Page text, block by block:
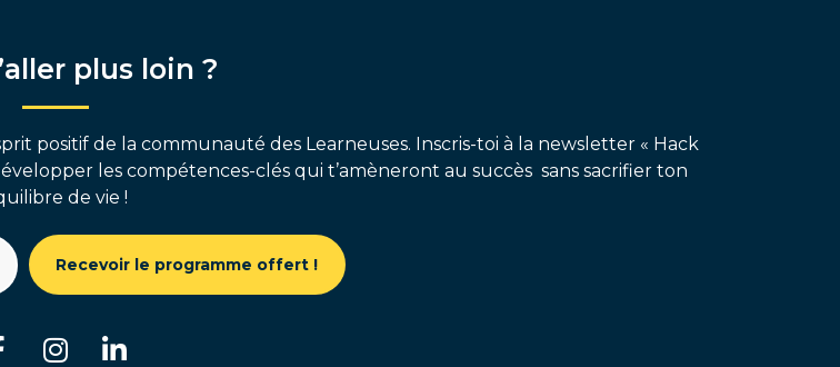
plus loin ?
positif de la communauté des Learneuses. Inscris-toi à la newsletter « Hack
les compétences-clés qui t’amèneront au succès sans sacrifier ton
de vie !
Recevoir le programme offert !